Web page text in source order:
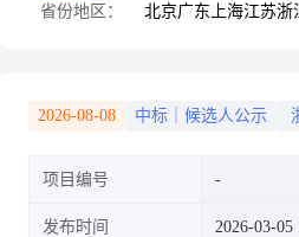
南侧滨江绿带(河
省份地区： 北京广东 上海江苏浙
2026-08-08 中标｜候选人公示
项目编号
发布时间 2026-03-05